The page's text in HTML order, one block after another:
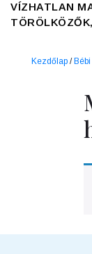
VÍZHATLAN
Kezdőlap /